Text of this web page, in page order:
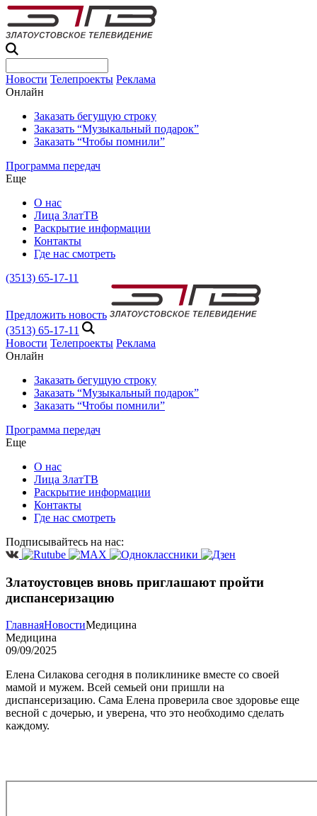
Новости Телепроекты Реклама
Онлайн
Заказать бегущую строку
Заказать “Музыкальный подарок”
Заказать “Чтобы помнили”
Программа передач
Еще
О нас
Лица ЗлатТВ
Раскрытие информации
Контакты
Где нас смотреть
(3513) 65-17-11
Предложить новость
(3513) 65-17-11
Новости Телепроекты Реклама
Онлайн
Заказать бегущую строку
Заказать “Музыкальный подарок”
Заказать “Чтобы помнили”
Программа передач
Еще
О нас
Лица ЗлатТВ
Раскрытие информации
Контакты
Где нас смотреть
Подписывайтесь на нас:
Златоустовцев вновь приглашают пройти
диспансеризацию
ГлавнаяНовостиМедицина
Медицина
09/09/2025
Елена Силакова сегодня в поликлинике вместе со своей
мамой и мужем. Всей семьей они пришли на
диспансеризацию. Сама Елена проверила свое здоровье еще
весной с дочерью, и уверена, что это необходимо сделать
каждому.